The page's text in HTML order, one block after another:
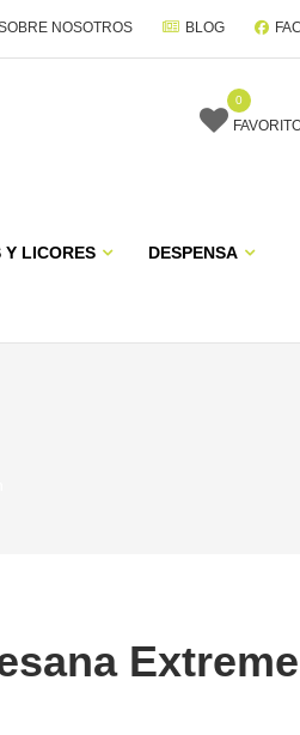
NOSOTROS BLOG
0
Y LICORES DESPENSA